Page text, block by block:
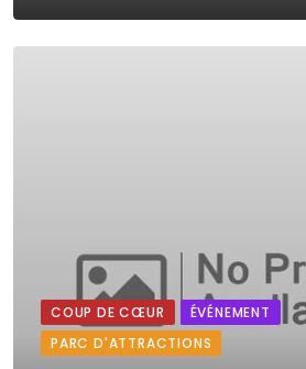
COUP DE CŒUR
ÉVÉNEMENT
PARC D'ATTRACTIONS